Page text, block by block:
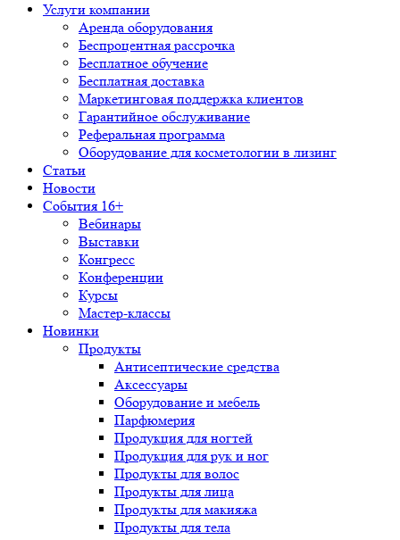
Услуги компании
Аренда оборудования
Беспроцентная рассрочка
Бесплатное обучение
Бесплатная доставка
Маркетинговая поддержка клиентов
Гарантийное обслуживание
Реферальная программа
Оборудование для косметологии в лизинг
Статьи
Новости
События 16+
Вебинары
Выставки
Конгресс
Конференции
Курсы
Мастер-классы
Новинки
Продукты
Антисептические средства
Аксессуары
Оборудование и мебель
Парфюмерия
Продукция для ногтей
Продукция для рук и ног
Продукты для волос
Продукты для лица
Продукты для макияжа
Продукты для тела